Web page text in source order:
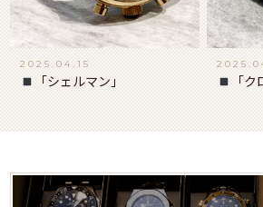
2025.04.15
「シェルマン」 「